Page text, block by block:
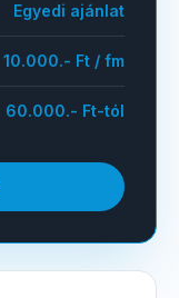
Egyedi ajánlat
10.000.- Ft / fm
60.000.- Ft-tól